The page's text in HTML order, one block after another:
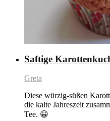
Saftige
Greta
Diese würzig-süßen
die kalte Jahreszeit
Tee. 😀